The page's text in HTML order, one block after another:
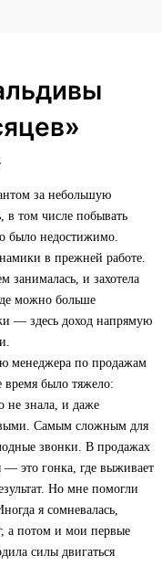
за небольшую
в том числе побывать
было недостижимо.
в прежней работе.
занималась, и захотела
можно больше
— здесь доход напрямую
менеджера по продажам
было тяжело:
не знала, и даже
Самым сложным для
звонки. В продажах
— это гонка, где выживает
Но мне помогли
я сомневалась,
а потом и мои первые
силы двигаться